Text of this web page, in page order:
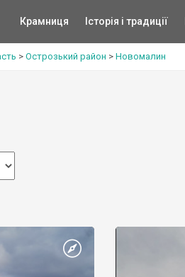
Крамниця Історія і традиції
> Острозький район > Новомалин